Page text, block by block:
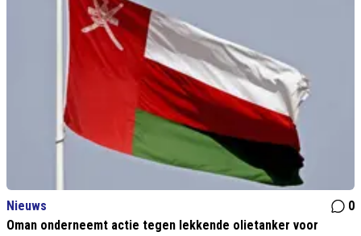
Nieuws
0
Oman onderneemt actie tegen lekkende olietanker voor